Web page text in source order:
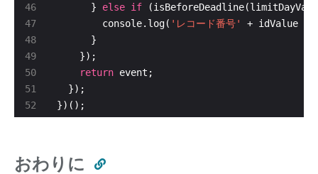
46
47
48
49
50
      }
else if
        console.log(
'レコード番号' + idValue +
return
})();
おわりに